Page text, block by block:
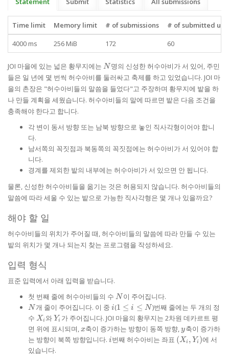
Time limit Memory limit # of submissions
# of submitted
4000 ms
256 MiB 172 60
JOI 마을에 있는 넓은 황무지에는 N
N 명의 신성한 허수아비가 서 있어, 주민
들은 일 년에 몇 번씩 허수아비를 둘러싸고 축제를 하고 있었습니다. JOI 마
을의 촌장은 "허수아비들의 말씀을 들었다"고 주장하며 황무지에 밭을 하
나 만들 계획을 세웠습니다. 허수아비들의 말에 따르면 밭은 다음 조건을
충족해야 한다고 합니다.
각 변이 동서 방향 또는 남북 방향으로 놓인 직사각형이어야 합니
다.
남서쪽의 꼭짓점과 북동쪽의 꼭짓점에는 허수아비가 서 있어야 합
니다.
경계를 제외한 밭의 내부에는 허수아비가 서 있으면 안 됩니다.
물론, 신성한 허수아비들을 옮기는 것은 허용되지 않습니다. 허수아비들의
말씀에 따라 세울 수 있는 밭으로 가능한 직사각형은 몇 개나 있을까요?
해야 할 일
허수아비들의 위치가 주어질 때, 허수아비들의 말씀에 따라 만들 수 있는
밭의 위치가 몇 개나 되는지 찾는 프로그램을 작성하세요.
입력 형식
표준 입력에서 아래 입력을 받습니다.
첫 번째 줄에 허수아비들의 수 N
N 이 주어집니다.
N
N개 줄이 주어집니다. 이 중 ii(1
\le
i
\le
N
1 ≤ i ≤ N)번째 줄에는 두 개의 정
수 X_{i}
Xi 와Y_{i}
Yi 가 주어집니다. JOI 마을의 황무지는 2차원 데카르트 평
면 위에 표시되며,x
x축이 증가하는 방향이 동쪽 방향,y
y축이 증가하
는 방향이 북쪽 방향입니다. ii번째 허수아비는 좌표 (X_{i},
( Xi , Yi )에 서
있습니다.